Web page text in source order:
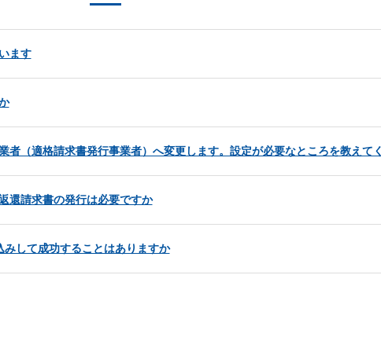
ます
者（適格請求書発行事業者）へ変更します。設定が必要なところを教えて
還請求書の発行は必要ですか
して成功することはありますか